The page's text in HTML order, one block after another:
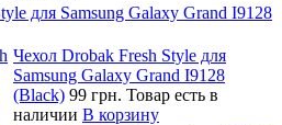
для Samsung Galaxy Grand I9128
Чехол Drobak Fresh Style для
Samsung Galaxy Grand I9128
(Black) 99 грн. Товар есть в
наличии В корзину